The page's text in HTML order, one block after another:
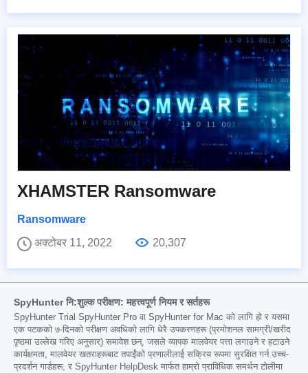
XHAMSTER Ransomware
Ransomware
अक्टोबर 11, 2022
20,307
SpyHunter नि:शुल्क परीक्षण: महत्त्वपूर्ण नियम र सर्तहरू
SpyHunter Trial SpyHunter Pro वा SpyHunter for Mac को लागि हो र यसमा
एक पटकको ७-दिनको परीक्षण अवधिको लागि धेरै उपकरणहरू (प्रमोशनल सामग्री/खरीद
पृष्ठमा उल्लेख गरिए अनुसार) समावेश छन्, जसले व्यापक मालवेयर पत्ता लगाउने र हटाउने
कार्यक्षमता, मालवेयर खतराहरूबाट तपाईंको प्रणालीलाई सक्रिय रूपमा सुरक्षित गर्न उच्च-
प्रदर्शन गार्डहरू, र SpyHunter HelpDesk मार्फत हाम्रो प्राविधिक समर्थन टोलीमा